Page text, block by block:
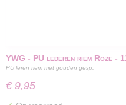
YWG - PU lederen riem Roze -
PU leren riem met gouden gesp.
€ 9,95